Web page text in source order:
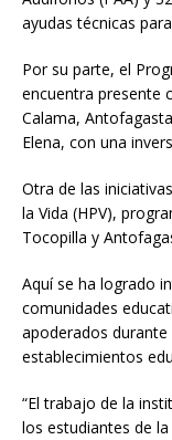
ayudas técnicas
Por su parte, el
encuentra presente
Calama,
Elena, con una
Otra de las
la Vida (HPV),
Tocopilla y
Aquí se ha logrado
comunidades
apoderados
establecimientos
“El trabajo de la
los estudiantes de